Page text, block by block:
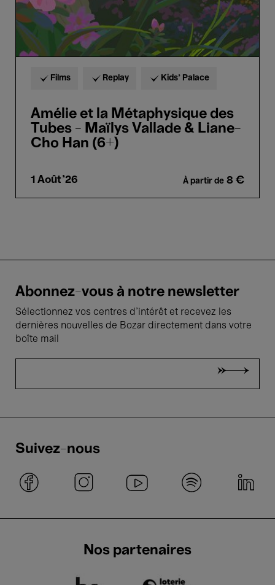
Liane-
Cho
Han
(6+)
Films Replay Kids’ Palace
Amélie et la Métaphysique des
Tubes - Maïlys Vallade & Liane-
Cho Han (6+)
1 Août'26 À partir de 8 €
Abonnez-vous à notre newsletter
Sélectionnez vos centres d'intérêt et recevez les
dernières nouvelles de Bozar directement dans votre
boîte mail
Suivez-nous
Nos partenaires